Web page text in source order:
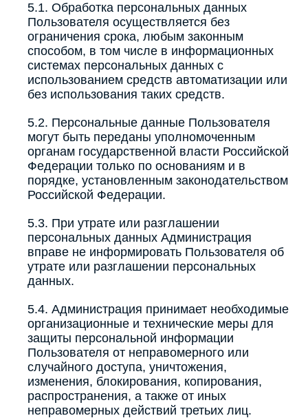
5.1. Обработка персональных данных
Пользователя осуществляется без
ограничения срока, любым законным
способом, в том числе в информационных
системах персональных данных с
использованием средств автоматизации или
без использования таких средств.
5.2. Персональные данные Пользователя
могут быть переданы уполномоченным
органам государственной власти Российской
Федерации только по основаниям и в
порядке, установленным законодательством
Российской Федерации.
5.3. При утрате или разглашении
персональных данных Администрация
вправе не информировать Пользователя об
утрате или разглашении персональных
данных.
5.4. Администрация принимает необходимые
организационные и технические меры для
защиты персональной информации
Пользователя от неправомерного или
случайного доступа, уничтожения,
изменения, блокирования, копирования,
распространения, а также от иных
неправомерных действий третьих лиц.